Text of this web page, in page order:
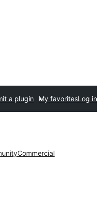
a plugin My favoritesLog in
Commercial